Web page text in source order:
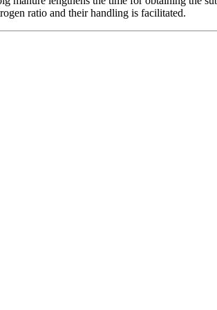
ratio and their handling is facilitated.